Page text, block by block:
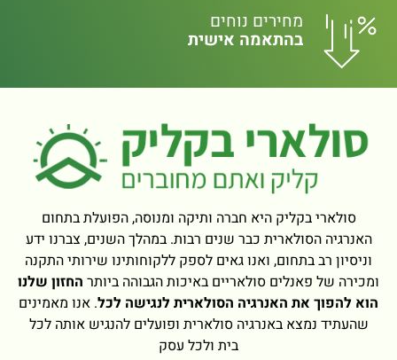
מחירים נוחים
בהתאמה אישית
סולארי בקליק היא חברה ותיקה ומנוסה, הפועלת בתחום
האנרגיה הסולארית כבר שנים רבות. במהלך השנים, צברנו ידע
וניסיון רב בתחום, ואנו גאים לספק ללקוחותינו שירותי התקנה
ומכירה של פאנלים סולאריים באיכות הגבוהה ביותר החזון שלנו
הוא להפוך את האנרגיה הסולארית לנגישה לכל. אנו מאמינים
שהעתיד נמצא באנרגיה סולארית ופועלים להנגיש אותה לכל
בית ולכל עסק